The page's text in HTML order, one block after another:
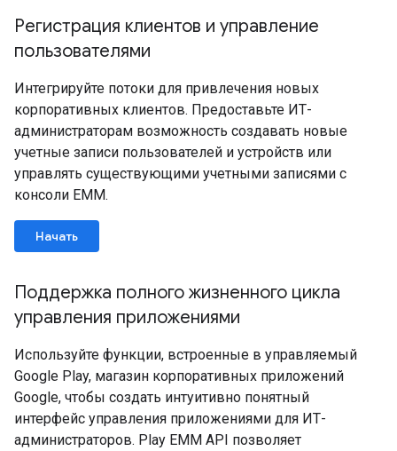
Регистрация клиентов и управление
пользователями
Интегрируйте потоки для привлечения новых
корпоративных клиентов. Предоставьте ИТ-
администраторам возможность создавать новые
учетные записи пользователей и устройств или
управлять существующими учетными записями с
консоли EMM.
Начать
Поддержка полного жизненного цикла
управления приложениями
Используйте функции, встроенные в управляемый
Google Play, магазин корпоративных приложений
Google, чтобы создать интуитивно понятный
интерфейс управления приложениями для ИТ-
администраторов. Play EMM API позволяет